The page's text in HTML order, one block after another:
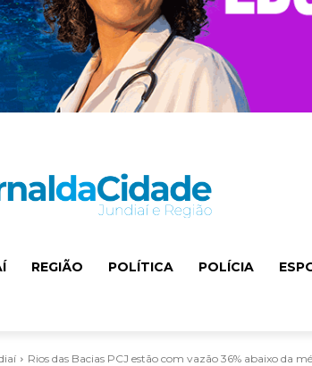
REGIÃO POLÍTICA POLÍCIA
Rios das Bacias PCJ estão com vazão 36% abaixo da